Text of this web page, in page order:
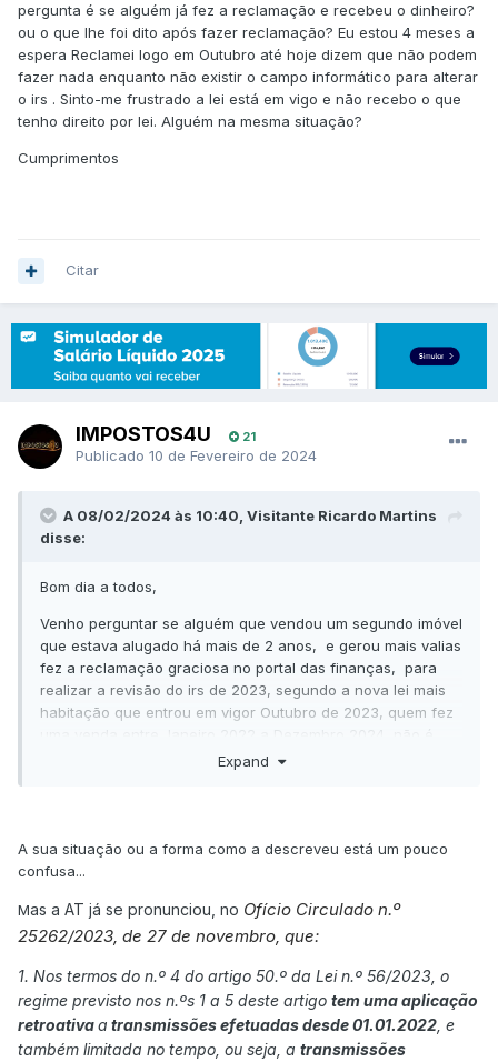
pergunta é se alguém já fez a reclamação e recebeu o dinheiro?
ou o que lhe foi dito após fazer reclamação? Eu estou 4 meses a
espera Reclamei logo em Outubro até hoje dizem que não podem
fazer nada enquanto não existir o campo informático para alterar
o irs . Sinto-me frustrado a lei está em vigo e não recebo o que
tenho direito por lei. Alguém na mesma situação?
Cumprimentos
Citar
IMPOSTOS4U 21
Publicado 10 de Fevereiro de 2024
A 08/02/2024 às 10:40, Visitante Ricardo Martins
disse:
Bom dia a todos,
Venho perguntar se alguém que vendou um segundo imóvel
que estava alugado há mais de 2 anos, e gerou mais valias
fez a reclamação graciosa no portal das finanças, para
realizar a revisão do irs de 2023, segundo a nova lei mais
habitação que entrou em vigor Outubro de 2023, quem fez
tributado as mais valias geradas na venda de um imóvel
que estava alugado há mais de 2 anos foi feita em
dezembro de 2022 e em janeiro amortizei o crédito que
tenho da atual habitação onde vivo, à utilizei todo o capital
gerado na venda para abater o credito atual.
vigor, paguei as mais valias, após ser aprovado a lei de
Outubro fiz uma reclamação graciosa para rever o irs,
estou à 4 meses a espera da decisão apesar do técnico
das finaças informar que reúno as condições para rever as
Expand
A sua situação ou a forma como a descreveu está um pouco
confusa...
Mas a AT já se pronunciou, no Ofício Circulado n.º
25262/2023, de 27 de novembro, que:
1. Nos termos do n.º 4 do artigo 50.º da Lei n.º 56/2023, o
regime previsto nos n.ºs 1 a 5 deste artigo tem uma aplicação
retroativaa transmissões efetuadas desde 01.01.2022 , e
também limitada no tempo, ou seja, a transmissões